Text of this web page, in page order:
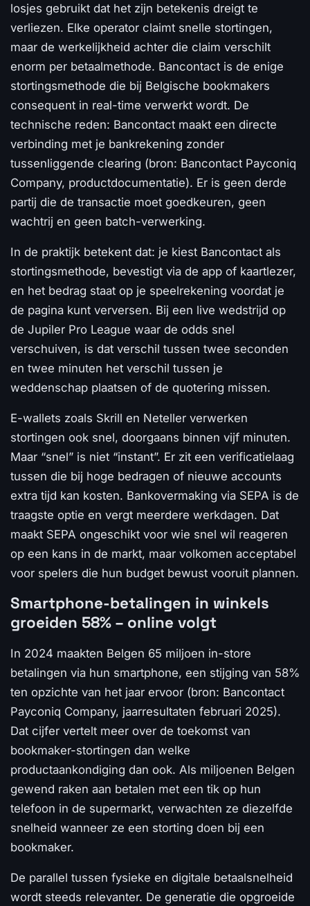
losjes gebruikt dat het zijn betekenis dreigt te
verliezen. Elke operator claimt snelle stortingen,
maar de werkelijkheid achter die claim verschilt
enorm per betaalmethode. Bancontact is de enige
stortingsmethode die bij Belgische bookmakers
consequent in real-time verwerkt wordt. De
technische reden: Bancontact maakt een directe
verbinding met je bankrekening zonder
tussenliggende clearing (bron: Bancontact Payconiq
Company, productdocumentatie). Er is geen derde
partij die de transactie moet goedkeuren, geen
wachtrij en geen batch-verwerking.
In de praktijk betekent dat: je kiest Bancontact als
stortingsmethode, bevestigt via de app of kaartlezer,
en het bedrag staat op je speelrekening voordat je
de pagina kunt verversen. Bij een live wedstrijd op
de Jupiler Pro League waar de odds snel
verschuiven, is dat verschil tussen twee seconden
en twee minuten het verschil tussen je
weddenschap plaatsen of de quotering missen.
E-wallets zoals Skrill en Neteller verwerken
stortingen ook snel, doorgaans binnen vijf minuten.
Maar “snel” is niet “instant”. Er zit een verificatielaag
tussen die bij hoge bedragen of nieuwe accounts
extra tijd kan kosten. Bankovermaking via SEPA is de
traagste optie en vergt meerdere werkdagen. Dat
maakt SEPA ongeschikt voor wie snel wil reageren
op een kans in de markt, maar volkomen acceptabel
voor spelers die hun budget bewust vooruit plannen.
Smartphone-betalingen in winkels
groeiden 58% – online volgt
In 2024 maakten Belgen 65 miljoen in-store
betalingen via hun smartphone, een stijging van 58%
ten opzichte van het jaar ervoor (bron: Bancontact
Payconiq Company, jaarresultaten februari 2025).
Dat cijfer vertelt meer over de toekomst van
bookmaker-stortingen dan welke
productaankondiging dan ook. Als miljoenen Belgen
gewend raken aan betalen met een tik op hun
telefoon in de supermarkt, verwachten ze diezelfde
snelheid wanneer ze een storting doen bij een
bookmaker.
De parallel tussen fysieke en digitale betaalsnelheid
wordt steeds relevanter. De generatie die opgroeide